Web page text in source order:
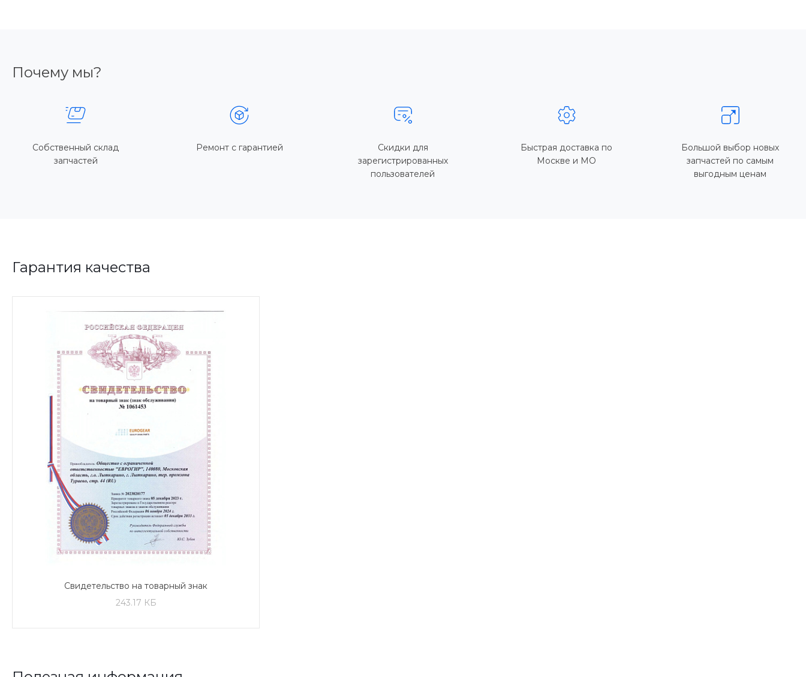
Почему мы?
Собственный склад
запчастей
Ремонт с гарантией
Скидки для
зарегистрированных
пользователей
Быстрая доставка по
Москве и МО
Большой выбор новых
запчастей по самым
выгодным ценам
Гарантия качества
Свидетельство на товарный знак
243.17 КБ